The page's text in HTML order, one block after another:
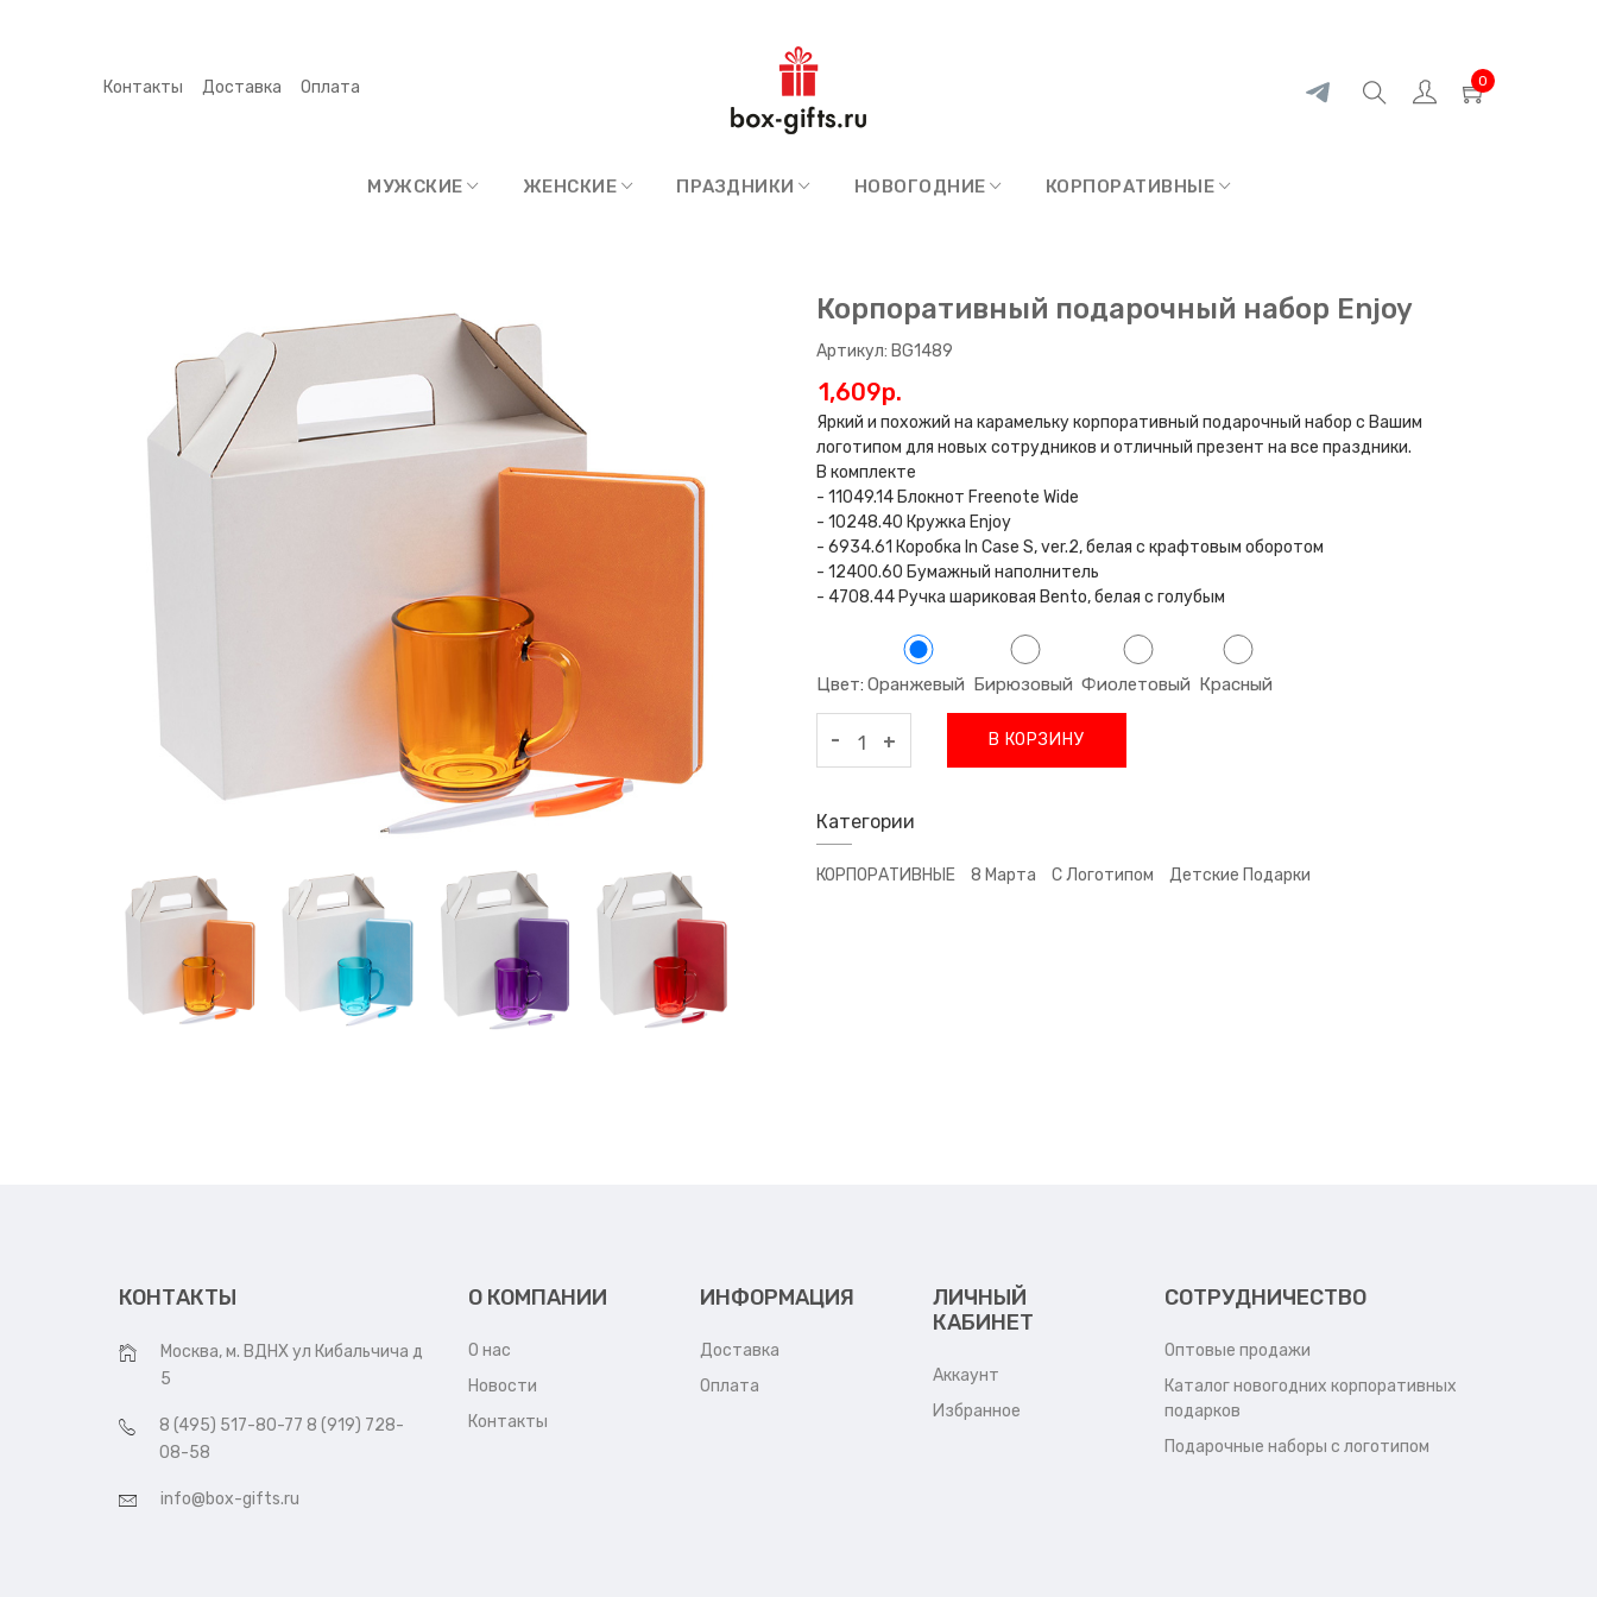
Контакты Доставка Оплата
МУЖСКИЕ ЖЕНСКИЕ ПРАЗДНИКИ НОВОГОДНИЕ КОРПОРАТИВНЫЕ
0
Корпоративный подарочный набор Enjoy
Артикул: BG1489
1,609p.
Яркий и похожий на карамельку корпоративный подарочный набор с Вашим
логотипом для новых сотрудников и отличный презент на все праздники.
В комплекте
- 11049.14 Блокнот Freenote Wide
- 10248.40 Кружка Enjoy
- 6934.61 Коробка In Case S, ver.2, белая с крафтовым оборотом
- 12400.60 Бумажный наполнитель
- 4708.44 Ручка шариковая Bento, белая с голубым
Цвет: Оранжевый Бирюзовый Фиолетовый Красный
- + В КОРЗИНУ
Категории
КОРПОРАТИВНЫЕ 8 Марта С Логотипом Детские Подарки
КОНТАКТЫ
Москва, м. ВДНХ ул Кибальчича д
5
8 (495) 517-80-77 8 (919) 728-
08-58
info@box-gifts.ru
О КОМПАНИИ
О нас
Новости
Контакты
ИНФОРМАЦИЯ
Доставка
Оплата
ЛИЧНЫЙ
КАБИНЕТ
Аккаунт
Избранное
СОТРУДНИЧЕСТВО
Оптовые продажи
Каталог новогодних корпоративных
подарков
Подарочные наборы с логотипом